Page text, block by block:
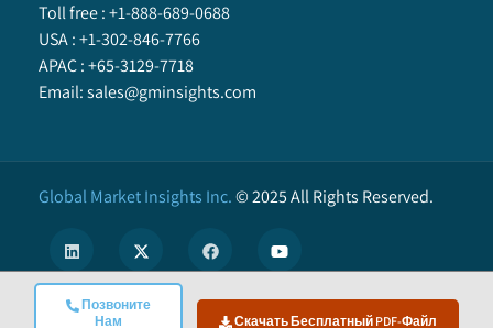
Позвоните
Нам
Скачать Бесплатный PDF-Файл
Toll free :+1-888-689-0688
USA :+1-302-846-7766
APAC :+65-3129-7718
Email:sales@gminsights.com
Global Market Insights Inc.©2025All Rights Reserved.